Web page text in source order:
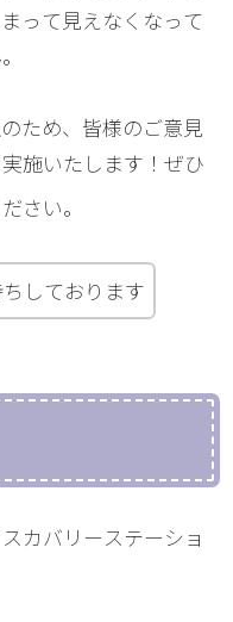
って見えなくなって
ため、皆様のご意見
施いたします！ぜひ
さい。
しております
カバリーステーショ